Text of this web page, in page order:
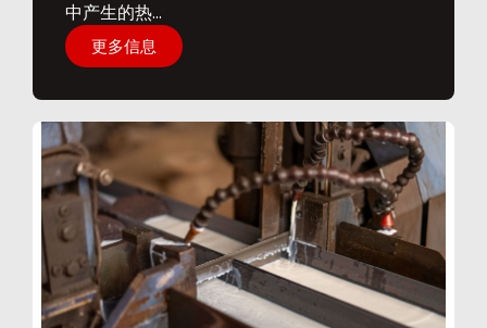
中产生的热...
更多信息